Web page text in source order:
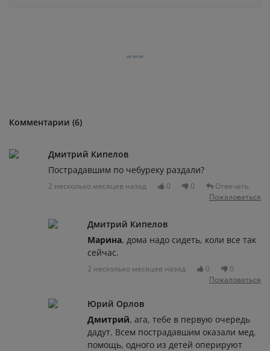
Комментарии (6)
Дмитрий Кипелов
Пострадавшим по чебуреку раздали?
2 несколько месяцев назад 0 0
Отвечать
Пожаловаться
Дмитрий Кипелов
Марина, дома надо сидеть, коли все так
сейчас.
2 несколько месяцев назад 0
0
Пожаловаться
Юрий Орлов
Дмитрий, ага, тебе в первую очередь
дадут. Всем пострадавшим оказали мед.
помощь, одного из детей оперируют